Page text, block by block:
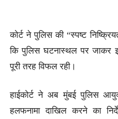
कोर्ट ने पुलिस की “स्पष्ट
कि पुलिस घटनास्थल पर जाकर
पूरी तरह विफल रही।
हाईकोर्ट ने अब मुंबई पुलिस
हलफनामा दाखिल करने का